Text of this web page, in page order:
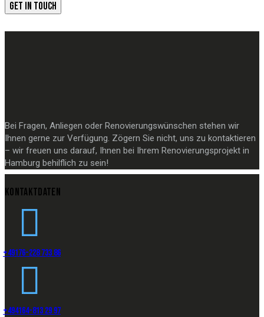
Bei Fragen, Anliegen oder Renovierungswünschen stehen wir
Ihnen gerne zur Verfügung. Zögern Sie nicht, uns zu kontaktieren
– wir freuen uns darauf, Ihnen bei Ihrem Renovierungsprojekt in
Hamburg behilflich zu sein!
KONTAKTDATEN
+49176-228 733 86
+494164-813 29 97